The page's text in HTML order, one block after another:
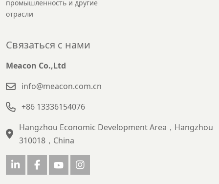
промышленность и другие
отрасли
Связаться с нами
Meacon Co.,Ltd
info@meacon.com.cn
+86 13336154076
Hangzhou Economic Development Area，Hangzhou
310018，China